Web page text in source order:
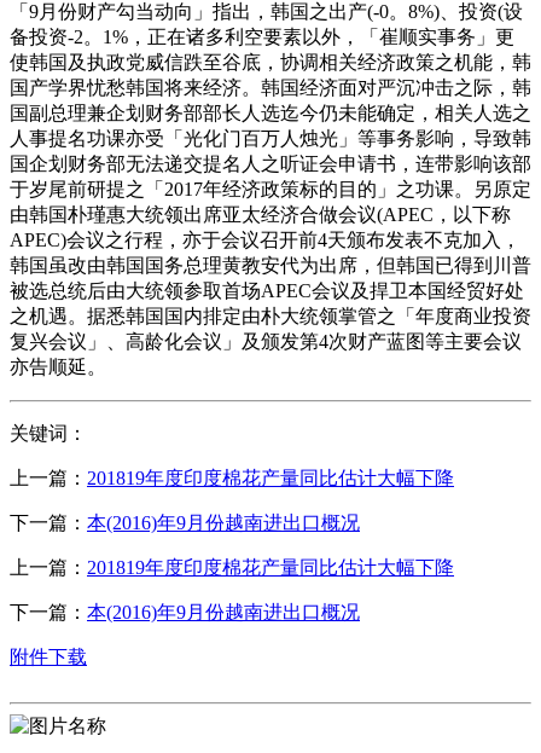
「9月份财产勾当动向」指出，韩国之出产(-0。8%)、投资(设
备投资-2。1%，正在诸多利空要素以外，「崔顺实事务」更
使韩国及执政党威信跌至谷底，协调相关经济政策之机能，韩
国产学界忧愁韩国将来经济。韩国经济面对严沉冲击之际，韩
国副总理兼企划财务部部长人选迄今仍未能确定，相关人选之
人事提名功课亦受「光化门百万人烛光」等事务影响，导致韩
国企划财务部无法递交提名人之听证会申请书，连带影响该部
于岁尾前研提之「2017年经济政策标的目的」之功课。另原定
由韩国朴瑾惠大统领出席亚太经济合做会议(APEC，以下称
APEC)会议之行程，亦于会议召开前4天颁布发表不克加入，
韩国虽改由韩国国务总理黄教安代为出席，但韩国已得到川普
被选总统后由大统领参取首场APEC会议及捍卫本国经贸好处
之机遇。据悉韩国国内排定由朴大统领掌管之「年度商业投资
复兴会议」、高龄化会议」及颁发第4次财产蓝图等主要会议
亦告顺延。
关键词：
上一篇： 201819年度印度棉花产量同比估计大幅下降
下一篇： 本(2016)年9月份越南进出口概况
上一篇： 201819年度印度棉花产量同比估计大幅下降
下一篇： 本(2016)年9月份越南进出口概况
附件下载